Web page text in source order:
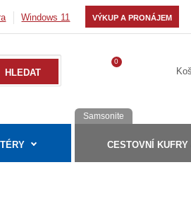
Windows 11 VÝKUP A PRONÁJEM
0
Samsonite
CESTOVNÍ KUFRY